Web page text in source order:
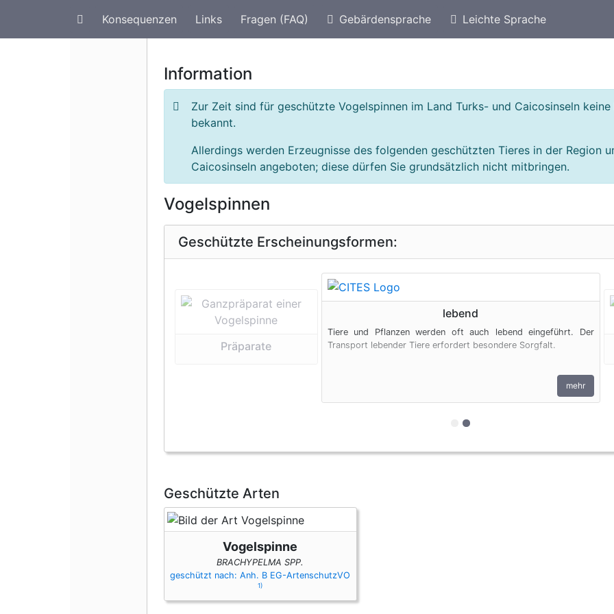
Konsequenzen Links Fragen (FAQ) Gebärdensprache Leichte Sprache
Information
Zur Zeit sind für geschützte Vogelspinnen im Land Turks- und Caicosinseln keine
bekannt.
Allerdings werden Erzeugnisse des folgenden geschützten Tieres in der Region
Caicosinseln angeboten; diese dürfen Sie grundsätzlich nicht mitbringen.
Vogelspinnen
Geschützte Erscheinungsformen:
Vorherige geschützte Erscheinungsform
Präparate
lebend
Tiere und Pflanzen werden oft auch lebend eingeführt. Der
Transport lebender Tiere erfordert besondere Sorgfalt.
mehr
zur 1. geschützten
zur 2. geschützten
Geschützte Arten
Vogelspinne
BRACHYPELMA SPP.
geschützt nach: Anh. B EG-ArtenschutzVO
1)